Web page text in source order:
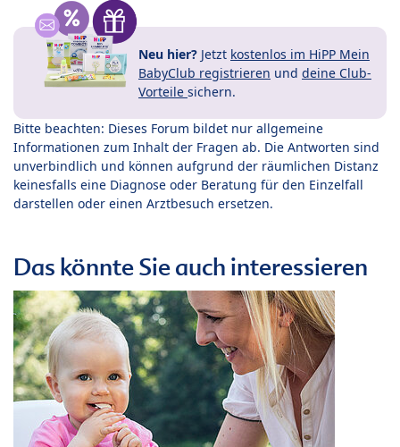
Neu hier? Jetzt kostenlos im HiPP Mein
BabyClub registrieren und deine Club-
Vorteile sichern.
Bitte beachten: Dieses Forum bildet nur allgemeine
Informationen zum Inhalt der Fragen ab. Die Antworten sind
unverbindlich und können aufgrund der räumlichen Distanz
keinesfalls eine Diagnose oder Beratung für den Einzelfall
darstellen oder einen Arztbesuch ersetzen.
Das könnte Sie auch interessieren